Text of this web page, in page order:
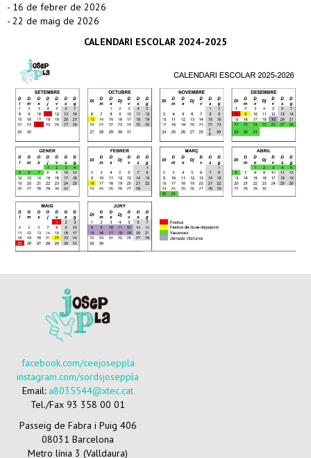
- 16 de febrer de 2026
- 22 de maig de 2026
CALENDARI ESCOLAR 2024-2025
facebook.com/ceejoseppla
instagram.com/sordsjoseppla
Email: a8035544@xtec.cat
Tel./Fax 93 358 00 01
Passeig de Fabra i Puig 406
08031 Barcelona
Metro línia 3 (Valldaura)